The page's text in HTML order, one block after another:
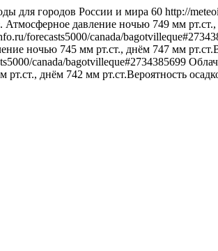
для городов России и мира 60 http://
давление ночью 749 мм
forecasts5000/canada/
ночью 745 мм рт.ст., днём 747 мм
canada/bagotvilleque#2734385699
днём 742 мм рт.ст.Вероятность